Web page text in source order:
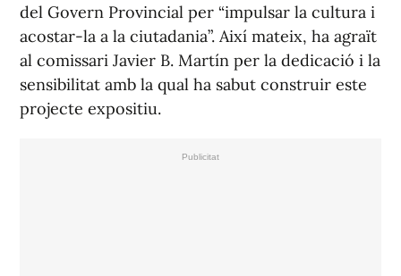
del Govern Provincial per “impulsar la cultura i
acostar-la a la ciutadania”. Així mateix, ha agraït
al comissari Javier B. Martín per la dedicació i la
sensibilitat amb la qual ha sabut construir este
projecte expositiu.